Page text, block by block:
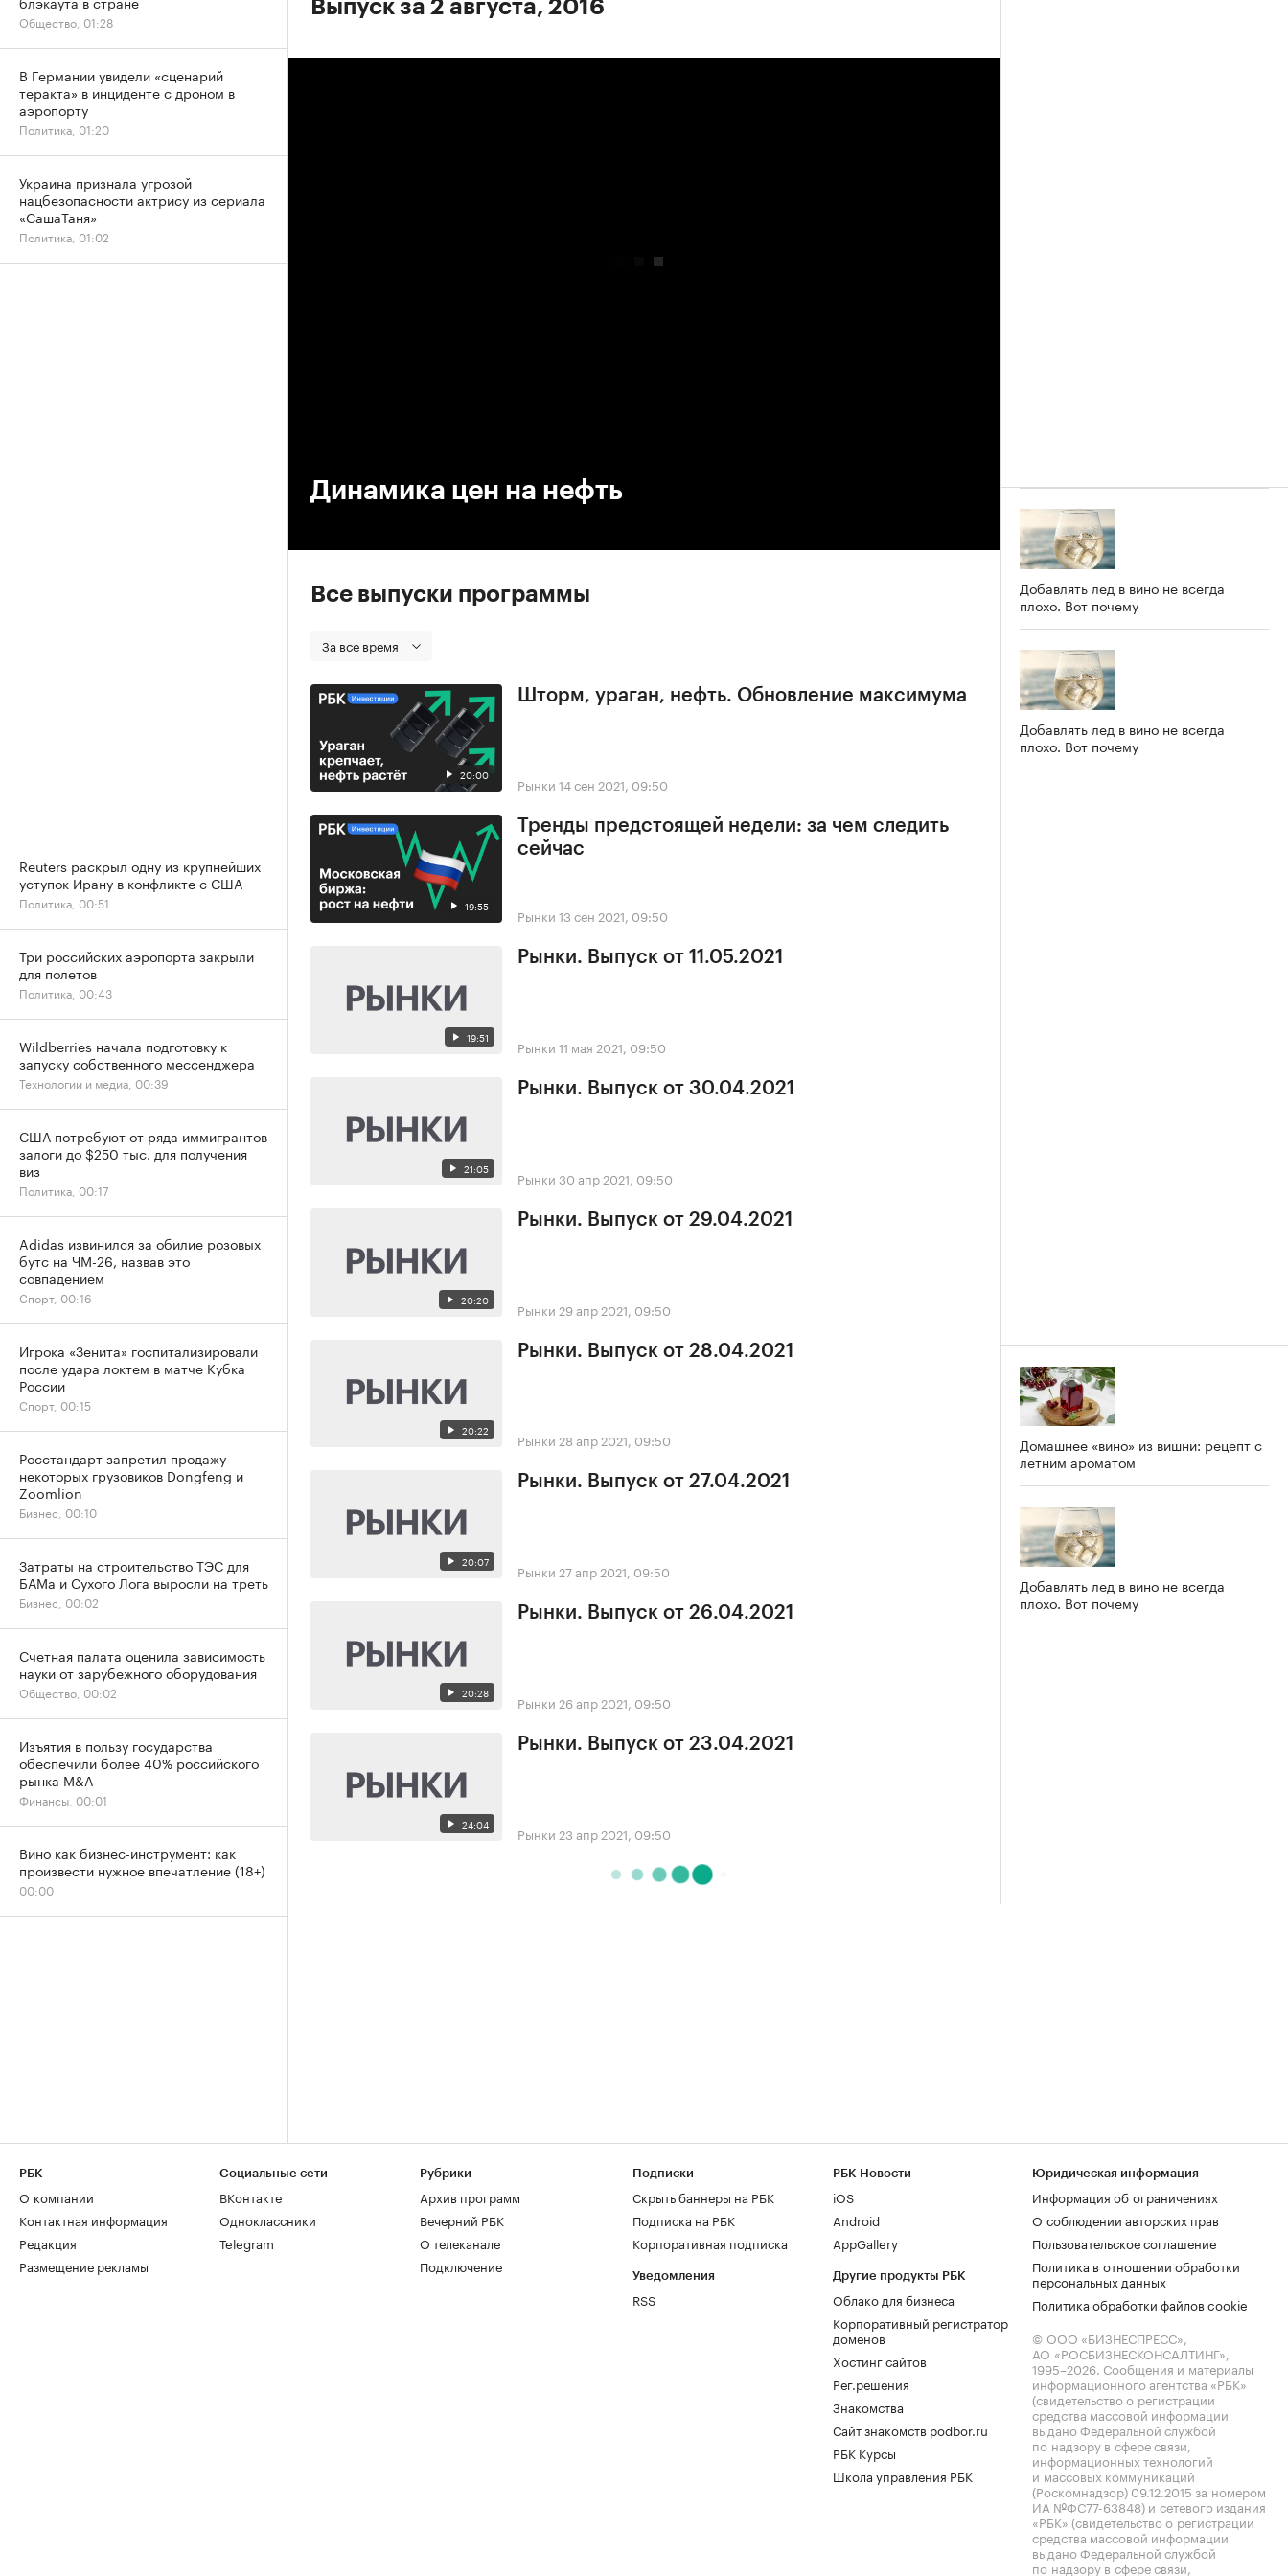
Выпуск за 2 августа, 2016
Динамика цен на нефть
Все выпуски программы
За все время
20:00
Шторм, ураган, нефть. Обновление максимума
Рынки 14 сен 2021, 09:50
19:55
Тренды предстоящей недели: за чем следить
сейчас
Рынки 13 сен 2021, 09:50
19:51
Рынки. Выпуск от 11.05.2021
Рынки 11 мая 2021, 09:50
21:05
Рынки. Выпуск от 30.04.2021
Рынки 30 апр 2021, 09:50
20:20
Рынки. Выпуск от 29.04.2021
Рынки 29 апр 2021, 09:50
20:22
Рынки. Выпуск от 28.04.2021
Рынки 28 апр 2021, 09:50
20:07
Рынки. Выпуск от 27.04.2021
Рынки 27 апр 2021, 09:50
20:28
Рынки. Выпуск от 26.04.2021
Рынки 26 апр 2021, 09:50
24:04
Рынки. Выпуск от 23.04.2021
Рынки 23 апр 2021, 09:50
Добавлять лед в вино не всегда
плохо. Вот почему
Добавлять лед в вино не всегда
плохо. Вот почему
Домашнее «вино» из вишни: рецепт с
летним ароматом
Добавлять лед в вино не всегда
плохо. Вот почему
Общество, 01:28
В Германии увидели «сценарий
теракта» в инциденте с дроном в
аэропорту
Политика, 01:20
Украина признала угрозой
нацбезопасности актрису из сериала
«СашаТаня»
Политика, 01:02
Reuters раскрыл одну из крупнейших
уступок Ирану в конфликте с США
Политика, 00:51
Три российских аэропорта закрыли
для полетов
Политика, 00:43
Wildberries начала подготовку к
запуску собственного мессенджера
Технологии и медиа, 00:39
США потребуют от ряда иммигрантов
залоги до $250 тыс. для получения
виз
Политика, 00:17
Adidas извинился за обилие розовых
бутс на ЧМ-26, назвав это
совпадением
Спорт, 00:16
Игрока «Зенита» госпитализировали
после удара локтем в матче Кубка
России
Спорт, 00:15
Росстандарт запретил продажу
некоторых грузовиков Dongfeng и
Zoomlion
Бизнес, 00:10
Затраты на строительство ТЭС для
БАМа и Сухого Лога выросли на треть
Бизнес, 00:02
Счетная палата оценила зависимость
науки от зарубежного оборудования
Общество, 00:02
Изъятия в пользу государства
обеспечили более 40% российского
рынка M&A
Финансы, 00:01
Вино как бизнес-инструмент: как
произвести нужное впечатление (18+)
00:00
РБК
О компании
Контактная информация
Редакция
Размещение рекламы
Социальные сети
ВКонтакте
Одноклассники
Telegram
Рубрики
Архив программ
Вечерний РБК
О телеканале
Подключение
Подписки
Скрыть баннеры на РБК
Подписка на РБК
Корпоративная подписка
Уведомления
RSS
РБК Новости
iOS
Android
AppGallery
Другие продукты РБК
Облако для бизнеса
Корпоративный регистратор
доменов
Хостинг сайтов
Рег.решения
Знакомства
Сайт знакомств podbor.ru
РБК Курсы
Школа управления РБК
Юридическая информация
Информация об ограничениях
О соблюдении авторских прав
Пользовательское соглашение
Политика в отношении обработки
персональных данных
Политика обработки файлов cookie
© ООО «БИЗНЕСПРЕСС»,
АО «РОСБИЗНЕСКОНСАЛТИНГ»,
1995–2026. Сообщения и материалы
информационного агентства «РБК»
(свидетельство о регистрации
средства массовой информации
выдано Федеральной службой
по надзору в сфере связи,
информационных технологий
и массовых коммуникаций
(Роскомнадзор) 09.12.2015 за номером
ИА №ФС77-63848) и сетевого издания
«РБК» (свидетельство о регистрации
средства массовой информации
выдано Федеральной службой
по надзору в сфере связи,